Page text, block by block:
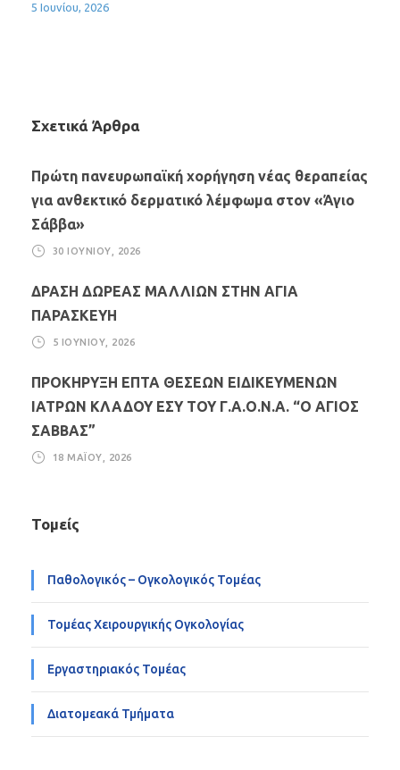
5 Ιουνίου, 2026
Σχετικά Άρθρα
Πρώτη πανευρωπαϊκή χορήγηση νέας θεραπείας
για ανθεκτικό δερματικό λέμφωμα στον «Άγιο
Σάββα»
30 ΙΟΥΝΊΟΥ, 2026
ΔΡΑΣΗ ΔΩΡΕΑΣ ΜΑΛΛΙΩΝ ΣΤΗΝ ΑΓΙΑ
ΠΑΡΑΣΚΕΥΗ
5 ΙΟΥΝΊΟΥ, 2026
ΠΡΟΚΗΡΥΞΗ ΕΠΤΑ ΘΕΣΕΩΝ ΕΙΔΙΚΕΥΜΕΝΩΝ
ΙΑΤΡΩΝ ΚΛΑΔΟΥ ΕΣΥ ΤΟΥ Γ.Α.Ο.Ν.Α. “Ο ΑΓΙΟΣ
ΣΑΒΒΑΣ”
18 ΜΑΪ́ΟΥ, 2026
Τομείς
Παθολογικός – Ογκολογικός Τομέας
Τομέας Χειρουργικής Ογκολογίας
Εργαστηριακός Τομέας
Διατομεακά Τμήματα